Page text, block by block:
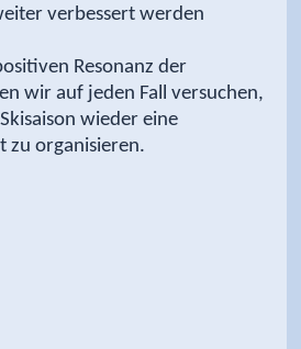
verbessert werden
Resonanz der
wir auf jeden Fall versuchen,
wieder eine
zu organisieren.